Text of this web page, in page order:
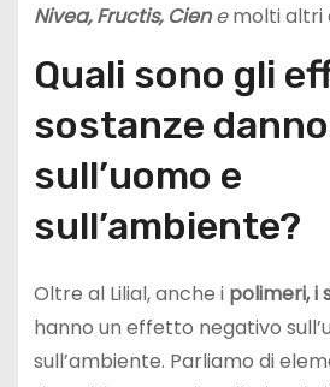
Nivea, Fructis, Cienemolti altri
Quali sono gli
sostanze
sull’uomo e
sull’ambiente?
Oltre al Lilial, anche i polimeri, i
hanno un effetto negativo
sull’ambiente. Parliamo di